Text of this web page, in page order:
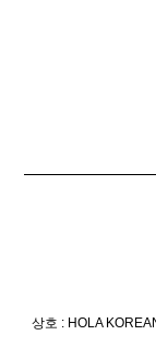
상호 : HOLA